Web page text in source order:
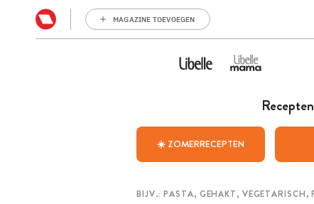
MAGAZINE TOEVOEGEN
Recepten
☀️ ZOMERRECEPTEN